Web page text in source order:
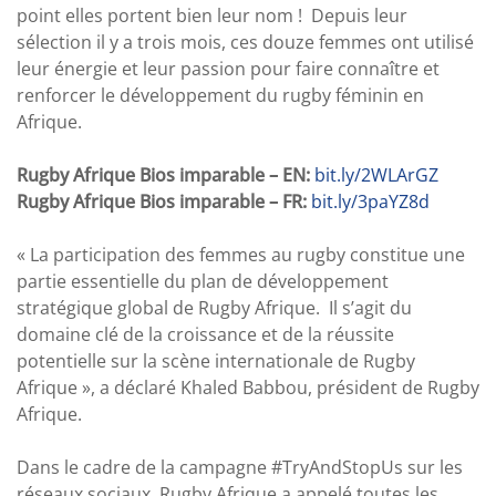
point elles portent bien leur nom ! Depuis leur
sélection il y a trois mois, ces douze femmes ont utilisé
leur énergie et leur passion pour faire connaître et
renforcer le développement du rugby féminin en
Afrique.
Rugby Afrique Bios imparable – EN: bit.ly/2WLArGZ
Rugby Afrique Bios imparable – FR: bit.ly/3paYZ8d
« La participation des femmes au rugby constitue une
partie essentielle du plan de développement
stratégique global de Rugby Afrique. Il s’agit du
domaine clé de la croissance et de la réussite
potentielle sur la scène internationale de Rugby
Afrique », a déclaré Khaled Babbou, président de Rugby
Afrique.
Dans le cadre de la campagne #TryAndStopUs sur les